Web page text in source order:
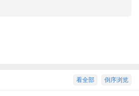
倒序浏览
看全部